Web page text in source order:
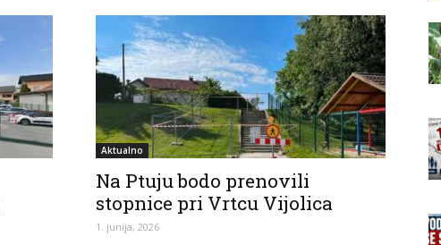
Aktualno
Na Ptuju bodo prenovili
stopnice pri Vrtcu Vijolica
1. junija, 2026